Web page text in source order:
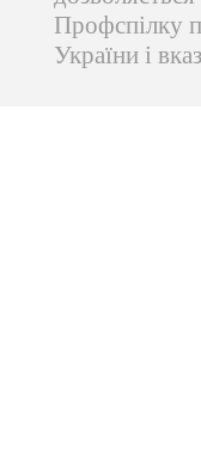
Профспілку
України і